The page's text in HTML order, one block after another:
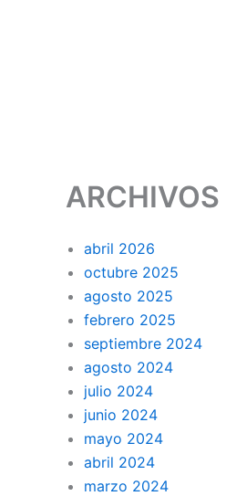
ARCHIVOS
abril 2026
octubre 2025
agosto 2025
febrero 2025
septiembre 2024
agosto 2024
julio 2024
junio 2024
mayo 2024
abril 2024
marzo 2024